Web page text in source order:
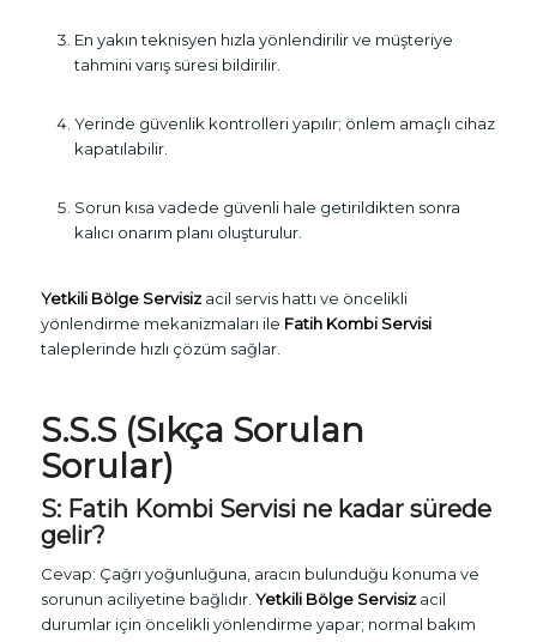
En yakın teknisyen hızla yönlendirilir ve müşteriye
tahmini varış süresi bildirilir.
Yerinde güvenlik kontrolleri yapılır; önlem amaçlı cihaz
kapatılabilir.
Sorun kısa vadede güvenli hale getirildikten sonra
kalıcı onarım planı oluşturulur.
Yetkili Bölge Servisizacil servis hattı ve öncelikli
yönlendirme mekanizmaları ile Fatih Kombi Servisi
taleplerinde hızlı çözüm sağlar.
S.S.S (Sıkça Sorulan
Sorular)
S: Fatih Kombi Servisi ne kadar sürede
gelir?
Cevap: Çağrı yoğunluğuna, aracın bulunduğu konuma ve
sorunun aciliyetine bağlıdır. Yetkili Bölge Servisizacil
durumlar için öncelikli yönlendirme yapar; normal bakım